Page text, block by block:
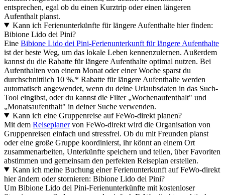
entsprechen, egal ob du einen Kurztrip oder einen längeren
Aufenthalt planst.
Kann ich Ferienunterkünfte für längere Aufenthalte hier finden:
Bibione Lido dei Pini?
Eine Bibione Lido dei Pini-Ferienunterkunft für längere Aufenthalte
ist der beste Weg, um das lokale Leben kennenzulernen. Außerdem
kannst du die Rabatte für längere Aufenthalte optimal nutzen. Bei
Aufenthalten von einem Monat oder einer Woche sparst du
durchschnittlich 10 %.* Rabatte für längere Aufenthalte werden
automatisch angewendet, wenn du deine Urlaubsdaten in das Such-
Tool eingibst, oder du kannst die Filter „Wochenaufenthalt" und
„Monatsaufenthalt" in deiner Suche verwenden.
Kann ich eine Gruppenreise auf FeWo-direkt planen?
Mit dem Reiseplanervon FeWo-direkt wird die Organisation von
Gruppenreisen einfach und stressfrei. Ob du mit Freunden planst
oder eine große Gruppe koordinierst, ihr könnt an einem Ort
zusammenarbeiten, Unterkünfte speichern und teilen, über Favoriten
abstimmen und gemeinsam den perfekten Reiseplan erstellen.
Kann ich meine Buchung einer Ferienunterkunft auf FeWo-direkt
hier ändern oder stornieren: Bibione Lido dei Pini?
Um Bibione Lido dei Pini-Ferienunterkünfte mit kostenloser